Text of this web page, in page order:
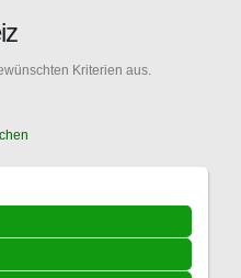
Kriterien aus.